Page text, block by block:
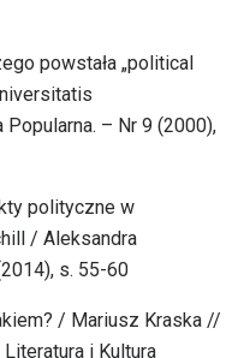
powstała „political
– Nr 9 (2000),
polityczne w
/ Aleksandra
s. 55-60
/ Mariusz Kraska //
i Kultura